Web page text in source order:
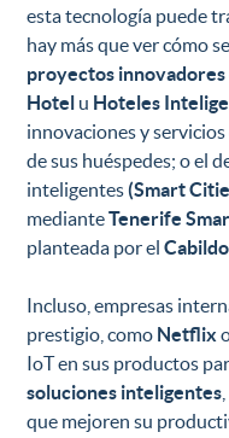
esta tecnología puede
hay más que ver cómo
proyectos innovadores
Hotel u Hoteles
innovaciones y
de sus huéspedes; o el
inteligentes(Smart
medianteTenerife
planteada por el
Incluso, empresas
prestigio, como Netflix
IoT en sus productos
soluciones inteligentes
que mejoren su